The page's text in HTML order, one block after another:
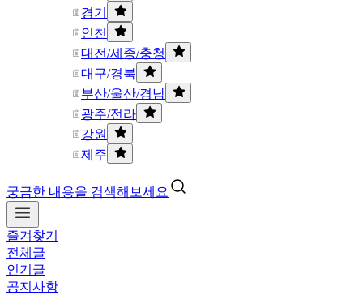
경기
인천
대전/세종/충청
대구/경북
부산/울산/경남
광주/전라
강원
제주
궁금한 내용을 검색해보세요
즐겨찾기
전체글
인기글
공지사항